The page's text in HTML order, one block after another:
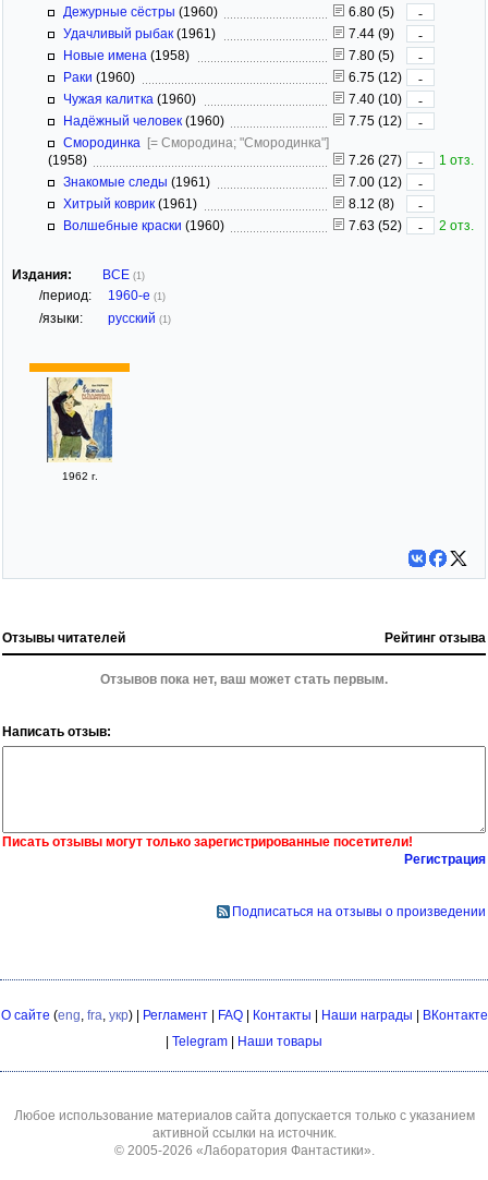
Дежурные сёстры (1960) 6.80 (5)
-
Удачливый рыбак (1961) 7.44 (9)
-
Новые имена (1958) 7.80 (5)
-
Раки (1960) 6.75 (12)
-
Чужая калитка (1960) 7.40 (10)
-
Надёжный человек (1960) 7.75 (12)
-
Смородинка [= Смородина; "Смородинка"]
(1958)
7.26 (27) -
1 отз.
Знакомые следы (1961) 7.00 (12)
-
Хитрый коврик (1961) 8.12 (8)
-
Волшебные краски (1960) 7.63 (52) - 2 отз.
Издания: ВСЕ (1)
/период: 1960-е (1)
/языки: русский (1)
1962 г.
Отзывы читателей Рейтинг отзыва
Отзывов пока нет, ваш может стать первым.
Написать отзыв:
Писать отзывы могут только зарегистрированные посетители!
Регистрация
Подписаться на отзывы о произведении
О сайте (eng fra укр) | Регламент| FAQ| Контакты | Наши награды | ВКонтакте
| Telegram | Наши товары
Любое использование материалов сайта допускается только с указанием
активной ссылки на источник.
© 2005-2026 «Лаборатория Фантастики»